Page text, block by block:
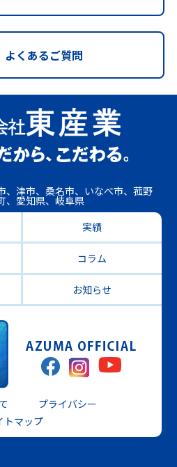
よくあるご質問
、津市、桑名市、いなべ市、菰野
、愛知県、岐阜県
実績
コラム
お知らせ
プライバシー
トマップ